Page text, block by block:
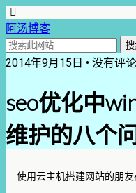
阿汤博客
2014年9月15日 • 没有评论
seo优化中
维护的八个
使用云主机搭建网站的朋友